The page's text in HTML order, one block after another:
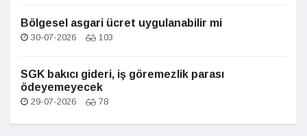
Bölgesel asgari ücret uygulanabilir mi
30-07-2026 103
SGK bakıcı gideri, iş göremezlik parası
ödeyemeyecek
29-07-2026 78